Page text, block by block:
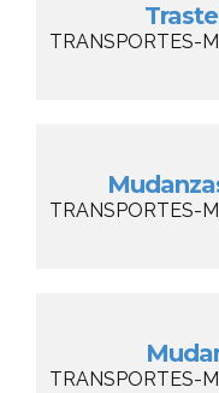
TRANSPORTES-
TRANSPORTES-
TRANSPORTES-